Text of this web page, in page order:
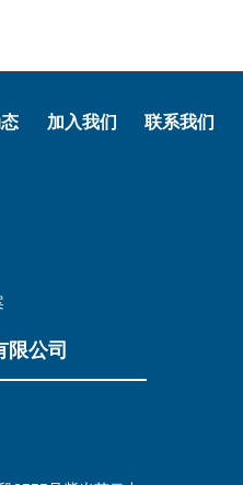
公司
加入我们 联系我们